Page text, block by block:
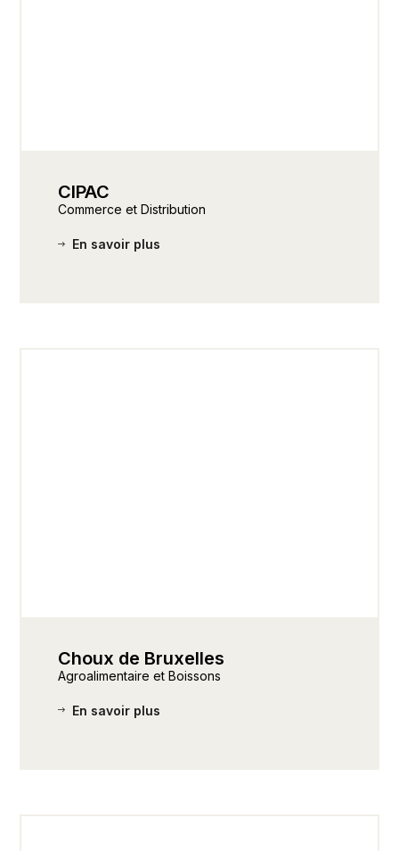
CIPAC
Commerce et Distribution
En savoir plus
Choux de Bruxelles
Agroalimentaire et Boissons
En savoir plus